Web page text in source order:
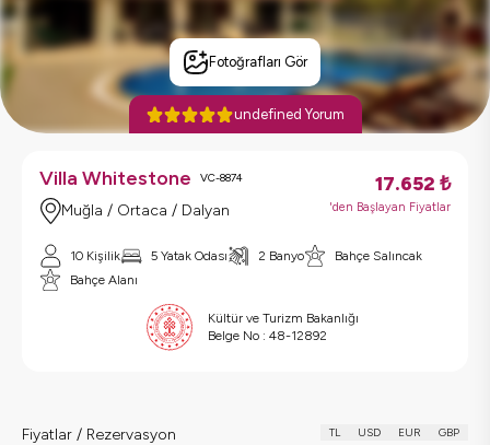
Fotoğrafları Gör
undefined Yorum
Villa Whitestone VC-8874
Muğla / Ortaca / Dalyan
17.652 ₺
'den Başlayan Fiyatlar
10 Kişilik 5 Yatak Odası 2 Banyo
Bahçe Salıncak
Bahçe Alanı
Kültür ve Turizm Bakanlığı
Belge No : 48-12892
Fiyatlar / Rezervasyon TL USD EUR GBP